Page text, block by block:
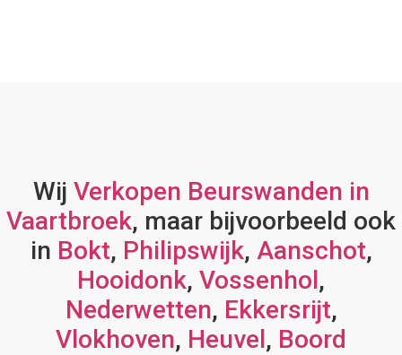
Wij Verkopen Beurswanden in
Vaartbroek, maar bijvoorbeeld ook
in Bokt, Philipswijk, Aanschot,
Hooidonk, Vossenhol,
Nederwetten, Ekkersrijt,
Vlokhoven, Heuvel, Boord